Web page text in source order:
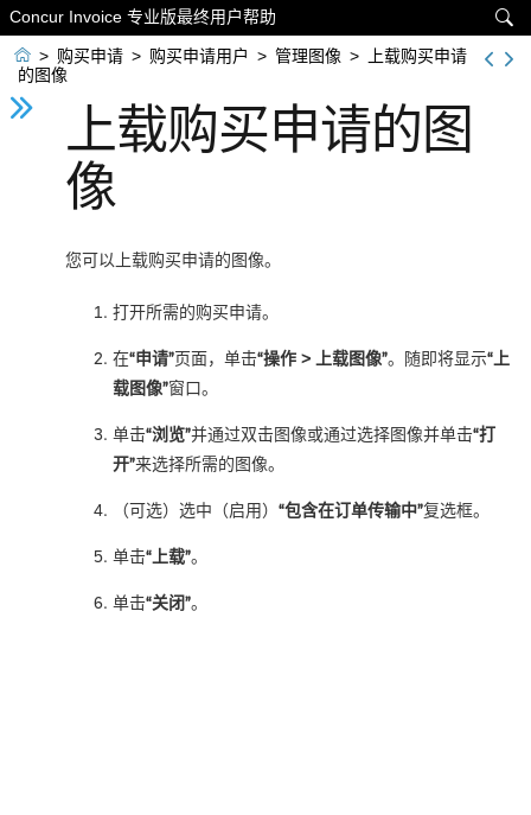

Concur Invoice 专业版最终用户帮助
 > 购买申请 > 购买申请用户 > 管理图像 >
上载购买申请
的图像
上载购买申请的图
像
您可以上载购买申请的图像。
打开所需的购买申请。
在“申请”页面，单击“操作 > 上载图像”。随即将显示“上
载图像”窗口。
单击“浏览”并通过双击图像或通过选择图像并单击“打
开”来选择所需的图像。
（可选）选中（启用） “包含在订单传输中”复选框。
单击“上载”。
单击“关闭”。